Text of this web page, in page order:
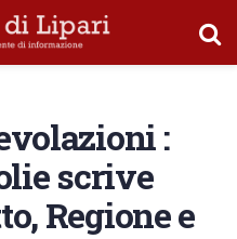
:
scrive
Regione e